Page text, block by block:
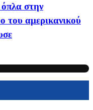
στην
του αμερικανικού